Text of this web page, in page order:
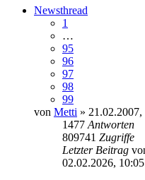
Newsthread
1
…
95
96
97
98
99
von Metti »
1477 Antworten
809741 Zugriffe
Letzter Beitrag
02.02.2026, 10:05